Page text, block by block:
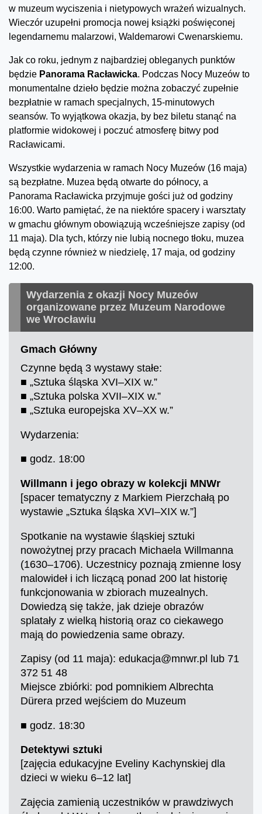
w muzeum wyciszenia i nietypowych wrażeń wizualnych.
Wieczór uzupełni promocja nowej książki poświęconej
legendarnemu malarzowi, Waldemarowi Cwenarskiemu.
Jak co roku, jednym z najbardziej obleganych punktów
będzie Panorama Racławicka. Podczas Nocy Muzeów to
monumentalne dzieło będzie można zobaczyć zupełnie
bezpłatnie w ramach specjalnych, 15-minutowych
seansów. To wyjątkowa okazja, by bez biletu stanąć na
platformie widokowej i poczuć atmosferę bitwy pod
Racławicami.
Wszystkie wydarzenia w ramach Nocy Muzeów (16 maja)
są bezpłatne. Muzea będą otwarte do północy, a
Panorama Racławicka przyjmuje gości już od godziny
16:00. Warto pamiętać, że na niektóre spacery i warsztaty
w gmachu głównym obowiązują wcześniejsze zapisy (od
11 maja). Dla tych, którzy nie lubią nocnego tłoku, muzea
będą czynne również w niedzielę, 17 maja, od godziny
12:00.
Wydarzenia z okazji Nocy Muzeów
organizowane przez Muzeum Narodowe
we Wrocławiu
Gmach Główny
Czynne będą 3 wystawy stałe:
■ „Sztuka śląska XVI–XIX w.”
■ „Sztuka polska XVII–XIX w.”
■ „Sztuka europejska XV–XX w.”
Wydarzenia:
■ godz. 18:00
Willmann i jego obrazy w kolekcji MNWr
[spacer tematyczny z Markiem Pierzchałą po
wystawie „Sztuka śląska XVI–XIX w.”]
Spotkanie na wystawie śląskiej sztuki
nowożytnej przy pracach Michaela Willmanna
(1630–1706). Uczestnicy poznają zmienne losy
malowideł i ich liczącą ponad 200 lat historię
funkcjonowania w zbiorach muzealnych.
Dowiedzą się także, jak dzieje obrazów
splatały z wielką historią oraz co ciekawego
mają do powiedzenia same obrazy.
Zapisy (od 11 maja): edukacja@mnwr.pl lub 71
372 51 48
Miejsce zbiórki: pod pomnikiem Albrechta
Dürera przed wejściem do Muzeum
■ godz. 18:30
Detektywi sztuki
[zajęcia edukacyjne Eveliny Kachynskiej dla
dzieci w wieku 6–12 lat]
Zajęcia zamienią uczestników w prawdziwych